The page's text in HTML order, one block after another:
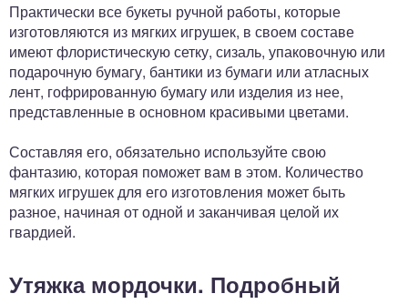
Практически все букеты ручной работы, которые
изготовляются из мягких игрушек, в своем составе
имеют флористическую сетку, сизаль, упаковочную или
подарочную бумагу, бантики из бумаги или атласных
лент, гофрированную бумагу или изделия из нее,
представленные в основном красивыми цветами.
Составляя его, обязательно используйте свою
фантазию, которая поможет вам в этом. Количество
мягких игрушек для его изготовления может быть
разное, начиная от одной и заканчивая целой их
гвардией.
Утяжка мордочки. Подробный